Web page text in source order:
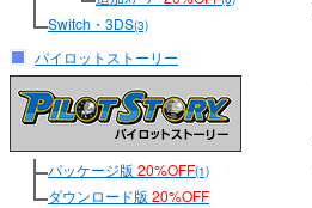
Switch・3DS(3)
パイロットストーリー
パッケージ版 20%OFF(1)
ダウンロード版 20%OFF